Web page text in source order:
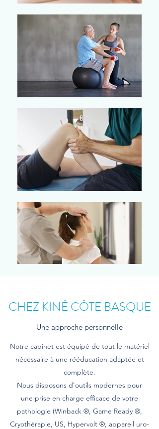
CHEZ KINÉ CÔTE BASQUE
Une approche personnelle
Notre cabinet est équipé de tout le matériel
nécessaire à une rééducation adaptée et
complète.
Nous disposons d'outils modernes pour
une prise en charge efficace de votre
pathologie (Winback ®, Game Ready ®,
Cryothérapie, US, Hypervolt ®, appareil uro-